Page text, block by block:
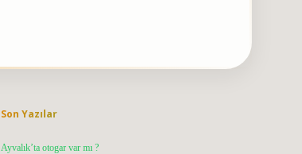
Son Yazılar
Ayvalık’ta otogar var mı ?